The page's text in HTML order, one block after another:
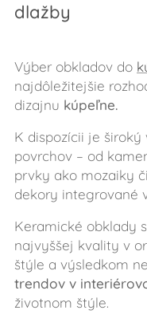
dlažby
Výber obkladov do
najdôležitejšie
dizajnu kúpeľne.
K dispozícii je
povrchov – od
prvky ako mozaiky
dekory integrované
Keramické obklady
najvyššej kvality v
štýle a výsledkom
trendov v
životnom štýle.